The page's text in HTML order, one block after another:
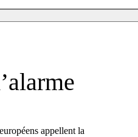
appellent la